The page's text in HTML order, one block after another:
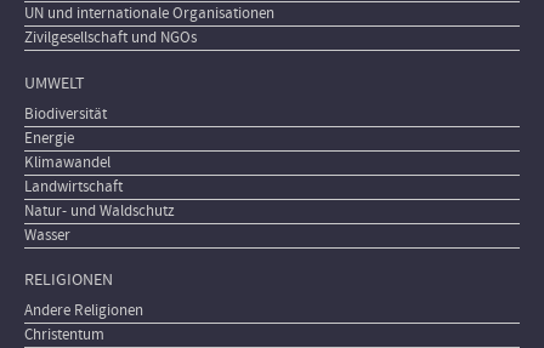
UN und internationale Organisationen
Zivilgesellschaft und NGOs
UMWELT
Biodiversität
Energie
Klimawandel
Landwirtschaft
Natur- und Waldschutz
Wasser
RELIGIONEN
Andere Religionen
Christentum